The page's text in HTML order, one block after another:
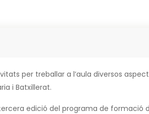
per treballar a l’aula diversos
i Batxillerat.
edició del programa de formació